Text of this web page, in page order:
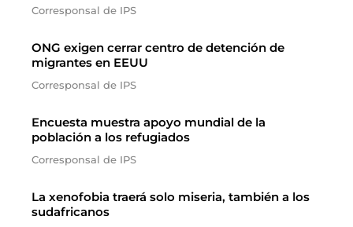
Corresponsal de IPS
ONG exigen cerrar centro de detención de
migrantes en EEUU
Corresponsal de IPS
Encuesta muestra apoyo mundial de la
población a los refugiados
Corresponsal de IPS
La xenofobia traerá solo miseria, también a los
sudafricanos